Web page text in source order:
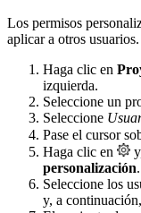
Los permisos
aplicar a otros usuarios.
Haga clic en
izquierda.
Seleccione un
Seleccione
Pase el cursor
Haga clic en
personalización.
Seleccione los
y, a